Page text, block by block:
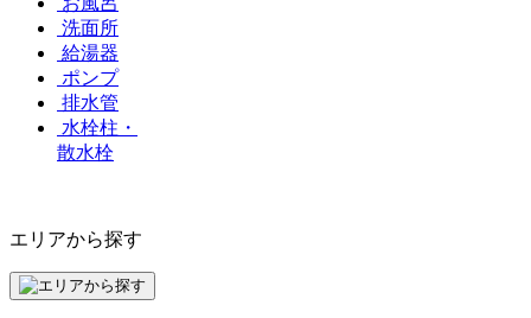
洗面所
給湯器
ポンプ
排水管
水栓柱・
散水栓
エリアから探す